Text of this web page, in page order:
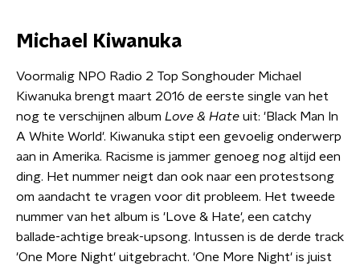
Michael Kiwanuka
Voormalig NPO Radio 2 Top Songhouder Michael
Kiwanuka brengt maart 2016 de eerste single van het
nog te verschijnen album Love & Hate uit: 'Black Man In
A White World'. Kiwanuka stipt een gevoelig onderwerp
aan in Amerika. Racisme is jammer genoeg nog altijd een
ding. Het nummer neigt dan ook naar een protestsong
om aandacht te vragen voor dit probleem. Het tweede
nummer van het album is 'Love & Hate', een catchy
ballade-achtige break-upsong. Intussen is de derde track
'One More Night' uitgebracht. 'One More Night' is juist